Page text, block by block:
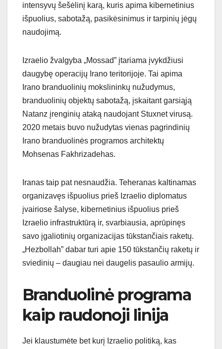
intensyvų šešėlinį karą, kuris apima kibernetinius
išpuolius, sabotažą, pasikėsinimus ir tarpinių jėgų
naudojimą.
Izraelio žvalgyba „Mossad” įtariama įvykdžiusi
daugybę operacijų Irano teritorijoje. Tai apima
Irano branduolinių mokslininkų nužudymus,
branduolinių objektų sabotažą, įskaitant garsiąją
Natanz įrenginių ataką naudojant Stuxnet virusą.
2020 metais buvo nužudytas vienas pagrindinių
Irano branduolinės programos architektų
Mohsenas Fakhrizadehas.
Iranas taip pat nesnaudžia. Teheranas kaltinamas
organizavęs išpuolius prieš Izraelio diplomatus
įvairiose šalyse, kibernetinius išpuolius prieš
Izraelio infrastruktūrą ir, svarbiausia, aprūpinęs
savo įgaliotinių organizacijas tūkstančiais raketų.
„Hezbollah” dabar turi apie 150 tūkstančių raketų ir
sviedinių – daugiau nei daugelis pasaulio armijų.
Branduolinė programa
kaip raudonoji linija
Jei klaustumėte bet kurį Izraelio politiką, kas